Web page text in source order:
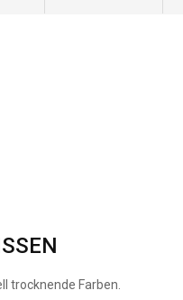
trocknende Farben.